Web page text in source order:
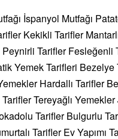
İspanyol Mutfağı
Kekikli Tarifler
Tarifler Fesleğenli
Yemek Tarifleri Bezelye
Hardallı Tarifler
Tereyağlı Yemekler
Tarifler Bulgurlu
Tarifler Ev Yapımı